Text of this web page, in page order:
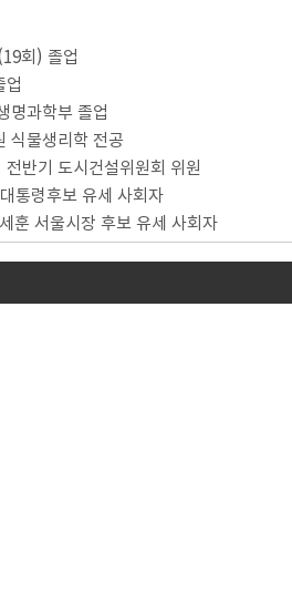
회) 졸업
업
명과학부 졸업
식물생리학 전공
반기 도시건설위원회 위원
통령후보 유세 사회자
훈 서울시장 후보 유세 사회자
지위원회 위원장
전육종과 근무